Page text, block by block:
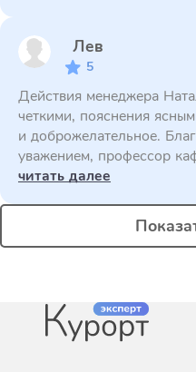
Лев
5
Действия менеджера
четкими, пояснения
и доброжелательное.
уважением, профессор
читать далее